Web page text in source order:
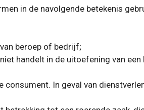
in de navolgende betekenis
beroep of bedrijf;
handelt in de uitoefening van
In geval van